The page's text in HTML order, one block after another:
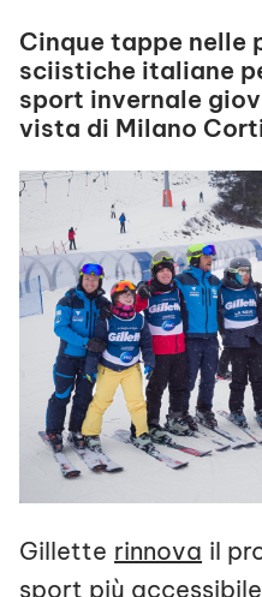
Cinque tappe
sciistiche italiane
sport invernale
vista di Milano
Gillette rinnova il
sport più